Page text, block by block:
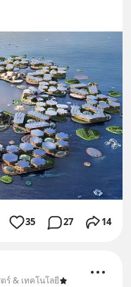
35 27 14
ร์ & เทคโนโลยี